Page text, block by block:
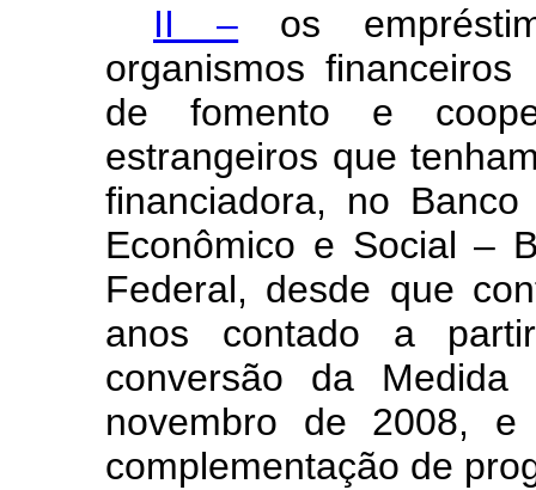
II – os
organismos
de fomento e
estrangeiros que
financiadora, no
Econômico e Social –
Federal, desde que
anos contado a
conversão da Medida
novembro de 2008, e
complementação de